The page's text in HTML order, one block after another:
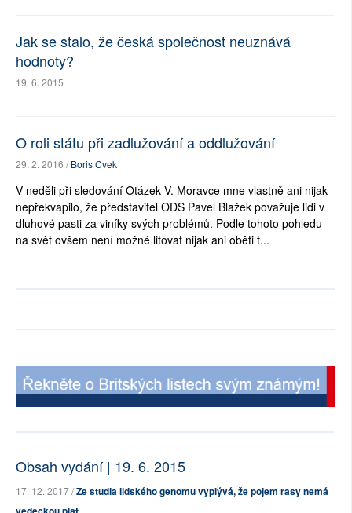
Jak se stalo, že česká společnost neuznává
hodnoty?
19. 6. 2015
O roli státu při zadlužování a oddlužování
29. 2. 2016 /Boris Cvek
V neděli při sledování Otázek V. Moravce mne vlastně ani nijak
nepřekvapilo, že představitel ODS Pavel Blažek považuje lidi v
dluhové pasti za viníky svých problémů. Podle tohoto pohledu
na svět ovšem není možné litovat nijak ani oběti t...
Obsah vydání | 19. 6. 2015
17. 12. 2017 /Ze studia lidského genomu vyplývá, že pojem rasy nemá